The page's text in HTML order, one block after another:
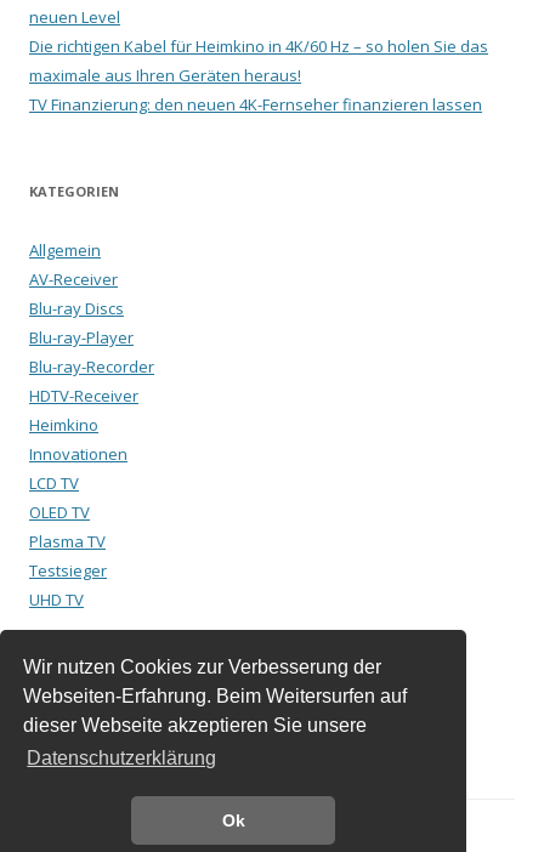
Wir nutzen Cookies zur Verbesserung der
Webseiten-Erfahrung. Beim Weitersurfen auf
dieser Webseite akzeptieren Sie unsere
Datenschutzerklärung
Ok
neuen Level
Die richtigen Kabel für Heimkino in 4K/60 Hz – so holen Sie das
maximale aus Ihren Geräten heraus!
TV Finanzierung: den neuen 4K-Fernseher finanzieren lassen
KATEGORIEN
Allgemein
AV-Receiver
Blu-ray Discs
Blu-ray-Player
Blu-ray-Recorder
HDTV-Receiver
Heimkino
Innovationen
LCD TV
OLED TV
Plasma TV
Testsieger
UHD TV
Suchen
nach:
Dieses Blog läuft mit WordPress